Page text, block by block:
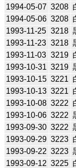
1994-05-07 3208
1994-05-06 3208
1993-11-25 3218
1993-11-23 3218
1993-11-03 3219
1993-10-31 3219
1993-10-15 3221
1993-10-13 3221
1993-10-08 3222
1993-10-06 3222
1993-09-30 3222
1993-09-29 3223
1993-09-22 3223
1993-09-12 3225